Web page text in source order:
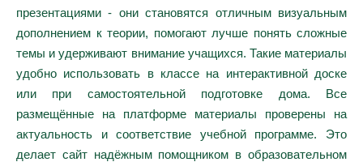
презентациями - они становятся отличным визуальным
дополнением к теории, помогают лучше понять сложные
темы и удерживают внимание учащихся. Такие материалы
удобно использовать в классе на интерактивной доске
или при самостоятельной подготовке дома. Все
размещённые на платформе материалы проверены на
актуальность и соответствие учебной программе. Это
делает сайт надёжным помощником в образовательном